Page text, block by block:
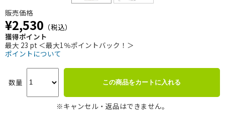
販売価格
¥2,530 （税込）
獲得ポイント
最大 23 pt ＜最大1％ポイントバック！＞
ポイントについて
数量 この商品をカートに入れる
※キャンセル・返品はできません。